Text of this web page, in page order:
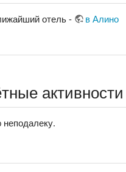
отель - в Алино
активности
неподалеку.